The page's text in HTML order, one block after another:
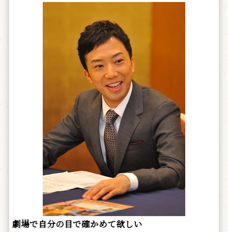
劇場で自分の目で確かめて欲しい